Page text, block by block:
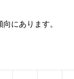
にあります。